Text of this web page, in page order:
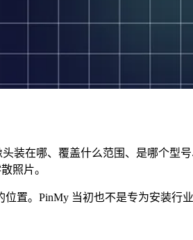
装在哪、覆盖什么范围、是哪个型
照片。
置。PinMy 当初也不是专为安装